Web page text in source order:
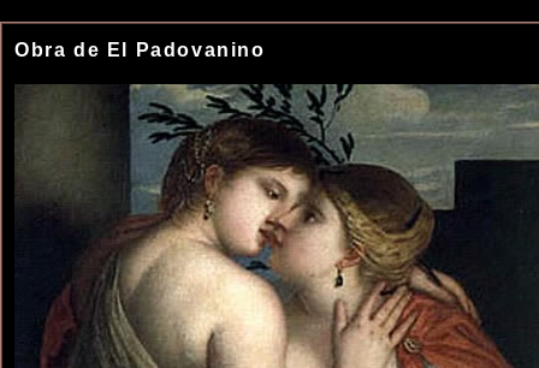
Obra de El Padovanino